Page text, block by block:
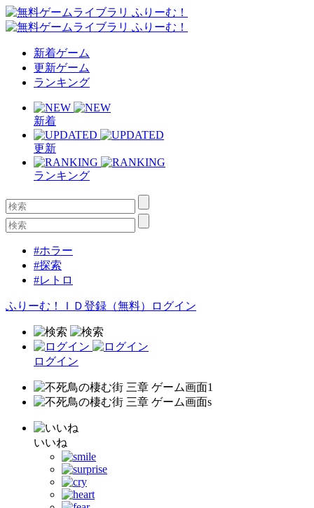
新着ゲーム
更新ゲーム
ランキング
新着
更新
ランキング
#ホラー
#探索
#レトロ
ふりーむ！ＩＤ登録（無料） ログイン
ログイン
いいね